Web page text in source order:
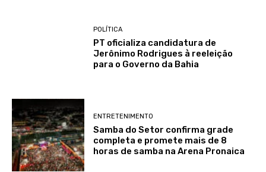
POLÍTICA
PT oficializa candidatura de
Jerônimo Rodrigues à reeleição
para o Governo da Bahia
ENTRETENIMENTO
Samba do Setor confirma grade
completa e promete mais de 8
horas de samba na Arena Pronaica